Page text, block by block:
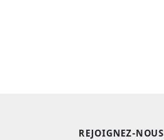
REJOIGNEZ-NOUS